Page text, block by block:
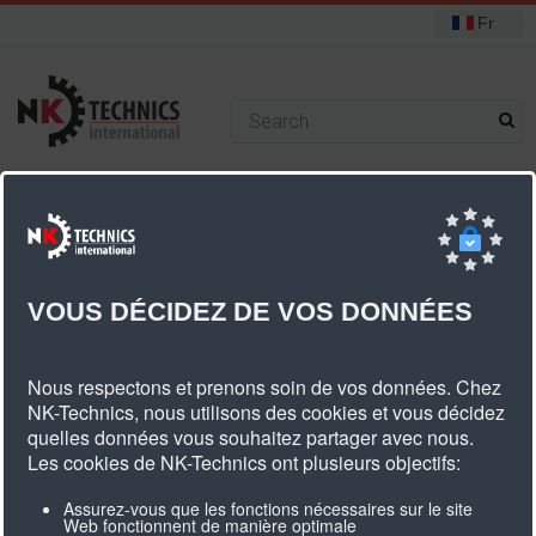
Fr
+31 (0) 314 393751
T5 poulies
Poulies T5 courroie dentée largeur 10 mm
Poulies T5 Courroie Dentée Largeur 10
Mm
tanden
omschrijving
VOUS DÉCIDEZ DE VOS DONNÉES
Nous respectons et prenons soin de vos données. Chez
NK-Technics, nous utilisons des cookies et vous décidez
quelles données vous souhaitez partager avec nous.
Les cookies de NK-Technics ont plusieurs objectifs:
Assurez-vous que les fonctions nécessaires sur le site
Web fonctionnent de manière optimale